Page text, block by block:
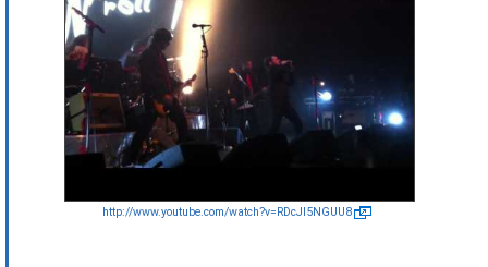
http://www.youtube.com/watch?v=RDcJl5NGUU8